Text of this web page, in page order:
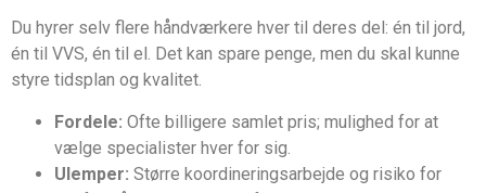
Du hyrer selv flere håndværkere hver til deres del: én til jord,
én til VVS, én til el. Det kan spare penge, men du skal kunne
styre tidsplan og kvalitet.
Fordele: Ofte billigere samlet pris; mulighed for at
vælge specialister hver for sig.
Ulemper: Større koordineringsarbejde og risiko for